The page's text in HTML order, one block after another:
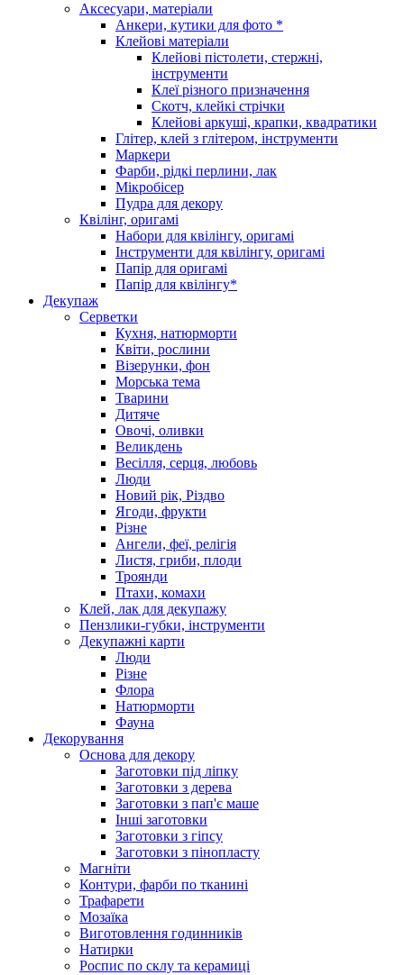
Аксесуари, матеріали
Анкери, кутики для фото *
Клейові матеріали
Клейові пістолети, стержні,
інструменти
Клеї різного призначення
Скотч, клейкі стрічки
Клейові аркуші, крапки, квадратики
Глітер, клей з глітером, інструменти
Маркери
Фарби, рідкі перлини, лак
Мікробісер
Пудра для декору
Квілінг, оригамі
Набори для квілінгу, оригамі
Інструменти для квілінгу, оригамі
Папір для оригамі
Папір для квілінгу*
Декупаж
Серветки
Кухня, натюрморти
Квіти, рослини
Візерунки, фон
Морська тема
Тварини
Дитяче
Овочі, оливки
Великдень
Весілля, серця, любовь
Люди
Новий рік, Різдво
Ягоди, фрукти
Різне
Ангели, феї, релігія
Листя, гриби, плоди
Троянди
Птахи, комахи
Клей, лак для декупажу
Пензлики-губки, інструменти
Декупажні карти
Люди
Різне
Флора
Натюрморти
Фауна
Декорування
Основа для декору
Заготовки під ліпку
Заготовки з дерева
Заготовки з пап'є маше
Інші заготовки
Заготовки з гіпсу
Заготовки з пінопласту
Магніти
Контури, фарби по тканині
Трафарети
Мозаїка
Виготовлення годинників
Натирки
Роспис по склу та керамиці